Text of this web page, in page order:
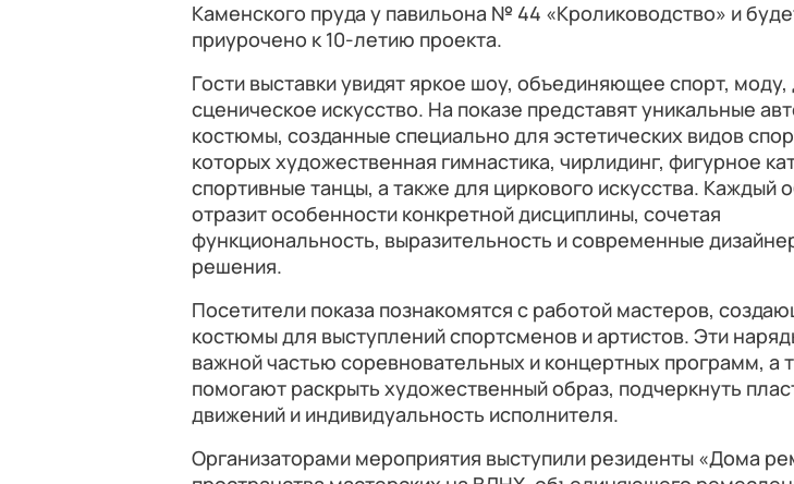
Каменского пруда у павильона № 44 «Кролиководство» и
приурочено к 10-летию проекта.
Гости выставки увидят яркое шоу, объединяющее спорт, моду,
сценическое искусство. На показе представят уникальные
костюмы, созданные специально для эстетических видов
которых художественная гимнастика, чирлидинг, фигурное
спортивные танцы, а также для циркового искусства. Каждый
отразит особенности конкретной дисциплины, сочетая
функциональность, выразительность и современные
решения.
Посетители показа познакомятся с работой мастеров,
костюмы для выступлений спортсменов и артистов. Эти
важной частью соревновательных и концертных программ, а
помогают раскрыть художественный образ, подчеркнуть
движений и индивидуальность исполнителя.
Организаторами мероприятия выступили резиденты «Дома